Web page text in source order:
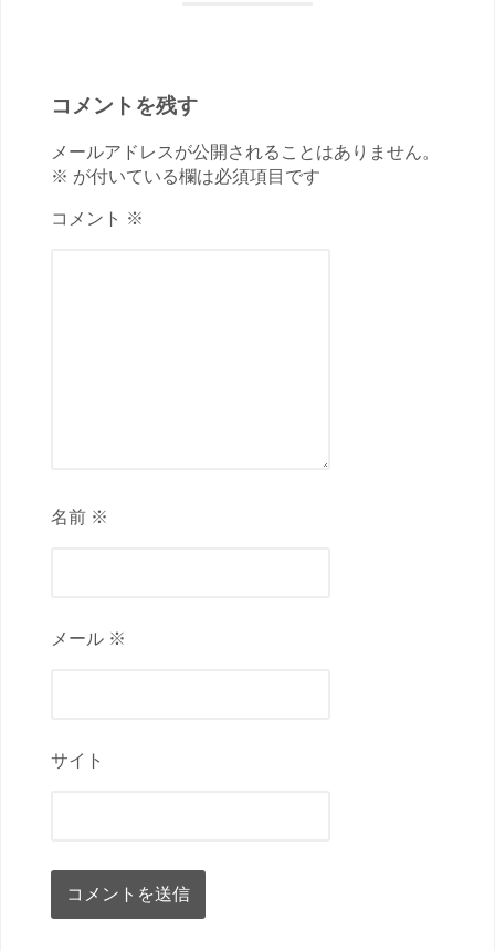
コメントを残す
メールアドレスが公開されることはありません。
※ が付いている欄は必須項目です
コメント ※
名前 ※
メール ※
サイト